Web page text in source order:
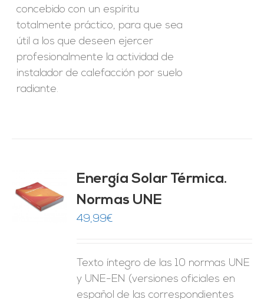
concebido con un espíritu
totalmente práctico, para que sea
útil a los que deseen ejercer
profesionalmente la actividad de
instalador de calefacción por suelo
radiante.
Energía Solar Térmica.
Normas UNE
49,99€
Texto íntegro de las 10 normas UNE
y UNE-EN (versiones oficiales en
español de las correspondientes